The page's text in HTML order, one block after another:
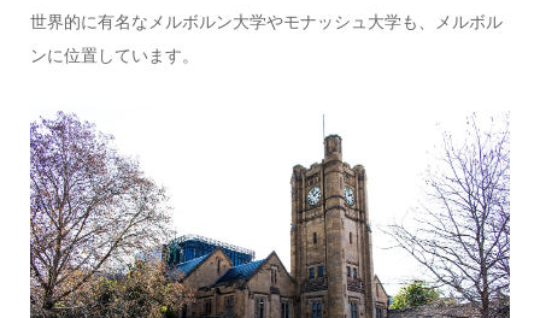
世界的に有名なメルボルン大学やモナッシュ大学も、メルボル
ンに位置しています。